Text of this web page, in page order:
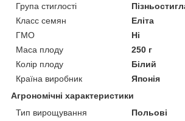
Група стиглості
Класс семян
Еліта
ГМО
Ні
Маса плоду
250 г
Колір плоду
Білий
Країна виробник
Японія
Агрономічні характеристики
Тип вирощування
Польові